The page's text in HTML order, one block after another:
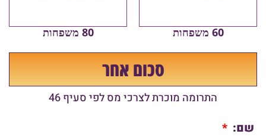
60 משפחות 80 משפחות
סכום אחר
התרומה מוכרת לצרכי מס לפי סעיף 46
שם: